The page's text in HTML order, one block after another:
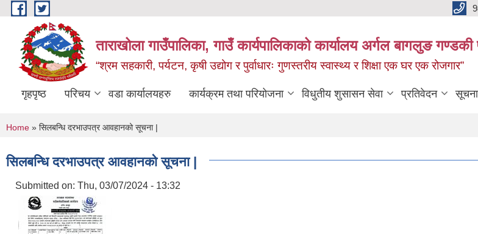
Skip to main content
ताराखोला गाउँपालिका, गाउँ कार्यपालिकाको कार्यालय अर्गल बागलुङ
“श्रम सहकारी, पर्यटन, कृषी उद्योग र पुर्वाधारः गुणस्तरीय स्वास्थ्य र शिक्षा एक घर एक रोजगार”
गृहपृष्ठ परिचय वडा कार्यालयहरु कार्यक्रम तथा परियोजना विधुतीय शुसासन सेवा प्रतिवेदन
You are here
Home » सिलबन्धि दरभाउपत्र आवहानको सूचना |
सिलबन्धि दरभाउपत्र आवहानको सूचना |
Submitted on: Thu, 03/07/2024 - 13:32